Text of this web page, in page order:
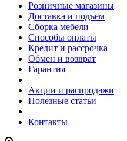
Розничные магазины
Доставка и подъем
Сборка мебели
Способы оплаты
Кредит и рассрочка
Обмен и возврат
Гарантия
Акции и распродажи
Полезные статьи
Контакты